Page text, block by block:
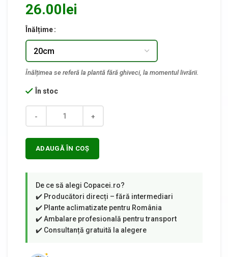
26.00lei
Înălțime
În stoc
ADAUGĂ ÎN COȘ